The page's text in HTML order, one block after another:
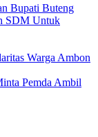
Bupati Buteng
SDM Untuk
Warga Ambon
Pemda Ambil